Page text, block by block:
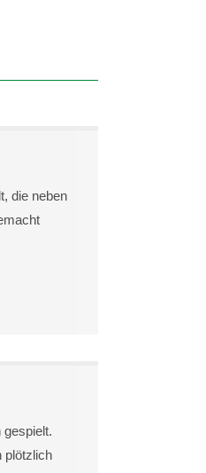
die neben
gespielt.
plötzlich